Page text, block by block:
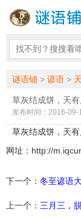
谜语铺 > 谚语 >
草灰结成饼，天
发布时间：2016-09-
草灰结成饼，天有
网址：http://
下一个： 冬至谚语
上一个： 三月三，